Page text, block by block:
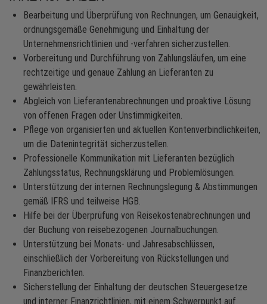
Bearbeitung und Überprüfung von Rechnungen, um Genauigkeit,
ordnungsgemäße Genehmigung und Einhaltung der
Unternehmensrichtlinien und -verfahren sicherzustellen.
Vorbereitung und Durchführung von Zahlungsläufen, um eine
rechtzeitige und genaue Zahlung an Lieferanten zu
gewährleisten.
Abgleich von Lieferantenabrechnungen und proaktive Lösung
von offenen Fragen oder Unstimmigkeiten.
Pflege von organisierten und aktuellen Kontenverbindlichkeiten,
um die Datenintegrität sicherzustellen.
Professionelle Kommunikation mit Lieferanten bezüglich
Zahlungsstatus, Rechnungsklärung und Problemlösungen.
Unterstützung der internen Rechnungslegung & Abstimmungen
gemäß IFRS und teilweise HGB.
Hilfe bei der Überprüfung von Reisekostenabrechnungen und
der Buchung von reisebezogenen Journalbuchungen.
Unterstützung bei Monats- und Jahresabschlüssen,
einschließlich der Vorbereitung von Rückstellungen und
Finanzberichten.
Sicherstellung der Einhaltung der deutschen Steuergesetze
und interner Finanzrichtlinien, mit einem Schwerpunkt auf